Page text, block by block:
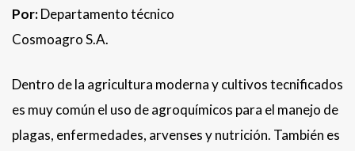
Por:Departamento técnico
Cosmoagro S.A.
Dentro de la agricultura moderna y cultivos tecnificados
es muy común el uso de agroquímicos para el manejo de
plagas, enfermedades, arvenses y nutrición. También es